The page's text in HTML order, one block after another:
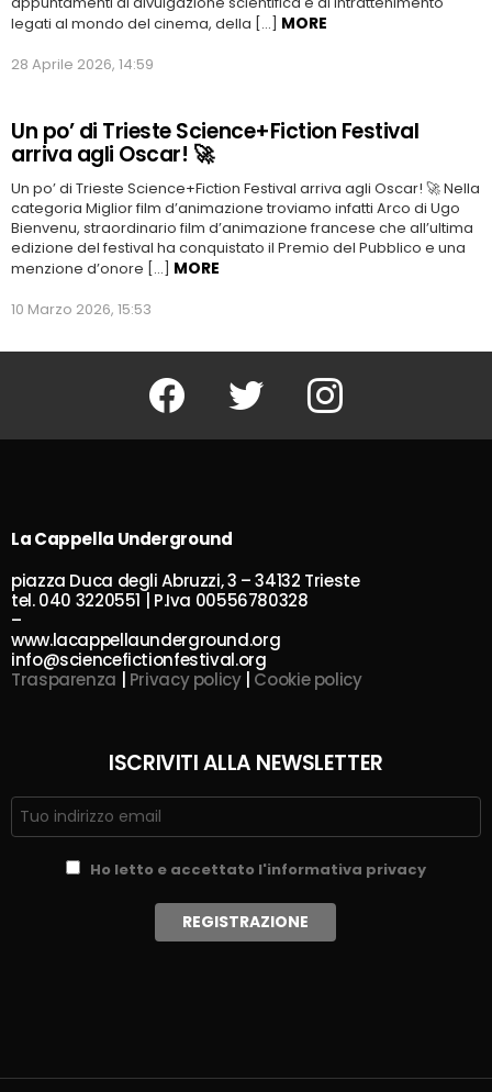
legati al mondo del cinema, della […] MORE
28 Aprile 2026, 14:59
Un po’ di Trieste Science+Fiction Festival
arriva agli Oscar! 🚀
Un po’ di Trieste Science+Fiction Festival arriva agli Oscar! 🚀 Nella
categoria Miglior film d’animazione troviamo infatti Arco di Ugo
Bienvenu, straordinario film d’animazione francese che all’ultima
edizione del festival ha conquistato il Premio del Pubblico e una
menzione d’onore […] MORE
10 Marzo 2026, 15:53
Facebook Twitter Instagram
La Cappella Underground
piazza Duca degli Abruzzi, 3 – 34132 Trieste
tel. 040 3220551 | P.Iva 00556780328
–
www.lacappellaunderground.org
info@sciencefictionfestival.org
Trasparenza
Privacy policy| Cookie policy
ISCRIVITI ALLA NEWSLETTER
Ho letto e accettato l'informativa privacy